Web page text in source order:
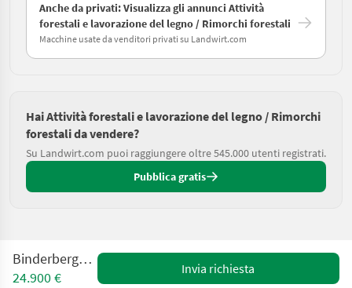
Anche da privati: Visualizza gli annunci Attività
forestali e lavorazione del legno / Rimorchi forestali
Macchine usate da venditori privati su Landwirt.com
Hai Attività forestali e lavorazione del legno / Rimorchi
forestali da vendere?
Su Landwirt.com puoi raggiungere oltre 545.000 utenti registrati.
Pubblica gratis
Binderberger RW 11
24.900 €
Invia richiesta